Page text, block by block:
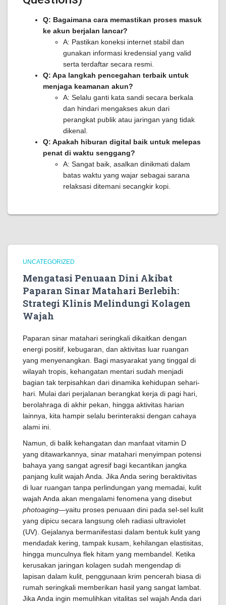
Q: Bagaimana cara memastikan proses masuk
ke akun berjalan lancar?
A: Pastikan koneksi internet stabil dan
gunakan informasi kredensial yang valid
serta terdaftar secara resmi.
Q: Apa langkah pencegahan terbaik untuk
menjaga keamanan akun?
A: Selalu ganti kata sandi secara berkala
dan hindari mengakses akun dari
perangkat publik atau jaringan yang tidak
dikenal.
Q: Apakah hiburan digital baik untuk melepas
penat di waktu senggang?
A: Sangat baik, asalkan dinikmati dalam
batas waktu yang wajar sebagai sarana
relaksasi ditemani secangkir kopi.
UNCATEGORIZED
Mengatasi Penuaan Dini Akibat
Paparan Sinar Matahari Berlebih:
Strategi Klinis Melindungi Kolagen
Wajah
Paparan sinar matahari seringkali dikaitkan dengan
energi positif, kebugaran, dan aktivitas luar ruangan
yang menyenangkan. Bagi masyarakat yang tinggal di
wilayah tropis, kehangatan mentari sudah menjadi
bagian tak terpisahkan dari dinamika kehidupan sehari-
hari. Mulai dari perjalanan berangkat kerja di pagi hari,
berolahraga di akhir pekan, hingga aktivitas harian
lainnya, kita hampir selalu berinteraksi dengan cahaya
alami ini.
Namun, di balik kehangatan dan manfaat vitamin D
yang ditawarkannya, sinar matahari menyimpan potensi
bahaya yang sangat agresif bagi kecantikan jangka
panjang kulit wajah Anda. Jika Anda sering beraktivitas
di luar ruangan tanpa perlindungan yang memadai, kulit
wajah Anda akan mengalami fenomena yang disebut
photoaging—yaitu proses penuaan dini pada sel-sel kulit
yang dipicu secara langsung oleh radiasi ultraviolet
(UV). Gejalanya bermanifestasi dalam bentuk kulit yang
mendadak kering, tampak kusam, kehilangan elastisitas,
hingga munculnya flek hitam yang membandel. Ketika
kerusakan jaringan kolagen sudah mengendap di
lapisan dalam kulit, penggunaan krim pencerah biasa di
rumah seringkali memberikan hasil yang sangat lambat.
Jika Anda ingin memulihkan vitalitas sel wajah Anda dari